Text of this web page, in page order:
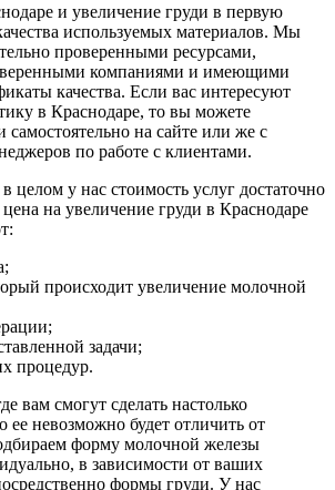
и увеличение груди в первую
используемых материалов. Мы
проверенными ресурсами,
компаниями и имеющими
качества. Если вас интересуют
в Краснодаре, то вы можете
самостоятельно на сайте или же с
по работе с клиентами.
целом у нас стоимость услуг достаточно
на увеличение груди в Краснодаре
происходит увеличение молочной
задачи;
процедур.
вам смогут сделать настолько
ее невозможно будет отличить от
форму молочной железы
в зависимости от ваших
формы груди. У нас